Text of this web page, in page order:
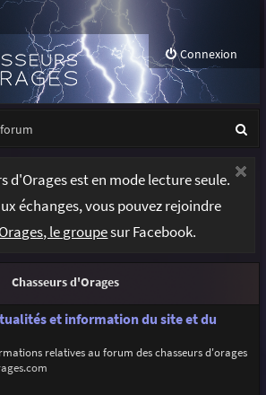
Connexion
r
d'Orages est en mode lecture seule.
échanges, vous pouvez rejoindre
le groupesur Facebook.
Chasseurs d'Orages
et information du site et du
relatives au forum des chasseurs d'orages